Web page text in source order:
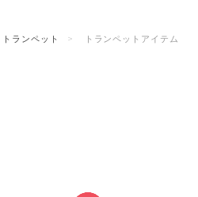
トランペット トランペットアイテム